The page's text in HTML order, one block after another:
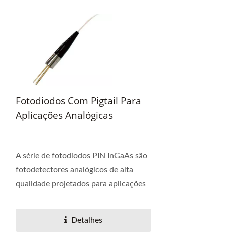
Fotodiodos Com Pigtail Para
Aplicações Analógicas
A série de fotodiodos PIN InGaAs são
fotodetectores analógicos de alta
qualidade projetados para aplicações
Detalhes